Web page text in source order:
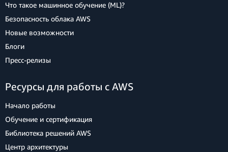
Что такое машинное обучение (ML)?
Безопасность облака AWS
Новые возможности
Блоги
Пресс‑релизы
Ресурсы для работы с AWS
Начало работы
Обучение и сертификация
Библиотека решений AWS
Центр архитектуры